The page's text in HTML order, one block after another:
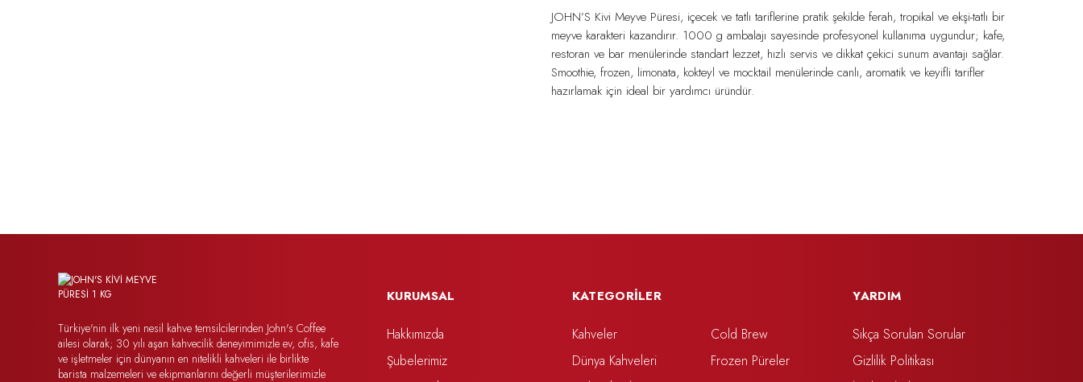
JOHN’S Kivi Meyve Püresi, içecek ve tatlı tariflerine pratik şekilde ferah, tropikal ve ekşi-tatlı bir
meyve karakteri kazandırır. 1000 g ambalajı sayesinde profesyonel kullanıma uygundur; kafe,
restoran ve bar menülerinde standart lezzet, hızlı servis ve dikkat çekici sunum avantajı sağlar.
Smoothie, frozen, limonata, kokteyl ve mocktail menülerinde canlı, aromatik ve keyifli tarifler
hazırlamak için ideal bir yardımcı üründür.
Türkiye'nin ilk yeni nesil kahve temsilcilerinden John's Coffee
ailesi olarak; 30 yılı aşan kahvecilik deneyimimizle ev, ofis, kafe
ve işletmeler için dünyanın en nitelikli kahveleri ile birlikte
barista malzemeleri ve ekipmanlarını değerli müşterilerimizle
KURUMSAL
Hakkımızda
Şubelerimiz
KATEGORİLER
Kahveler
Dünya Kahveleri
Cold Brew
Frozen Püreler
YARDIM
Sıkça Sorulan Sorular
Gizlilik Politikası